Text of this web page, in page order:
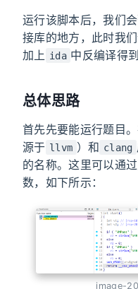
运行该脚本后，我们
接库的地方，此时我
加上 ida 中反编译得
总体思路
首先先要能运行题目
源于 llvm ）和 clang
的名称。这里可以通
数，如下所示：
image-